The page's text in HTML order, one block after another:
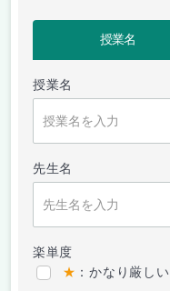
授業名
授業名
先生名
楽単度
★ ：かなり厳しい